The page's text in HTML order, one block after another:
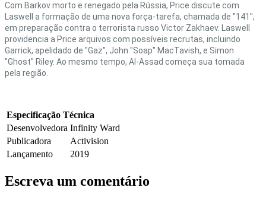
Com Barkov morto e renegado pela Rússia, Price discute com
Laswell a formação de uma nova força-tarefa, chamada de "141",
em preparação contra o terrorista russo Victor Zakhaev. Laswell
providencia a Price arquivos com possíveis recrutas, incluindo
Garrick, apelidado de "Gaz", John "Soap" MacTavish, e Simon
"Ghost" Riley. Ao mesmo tempo, Al-Assad começa sua tomada
pela região.
Especificação Técnica
Desenvolvedora Infinity Ward
Publicadora
Activision
Lançamento
2019
Escreva um comentário